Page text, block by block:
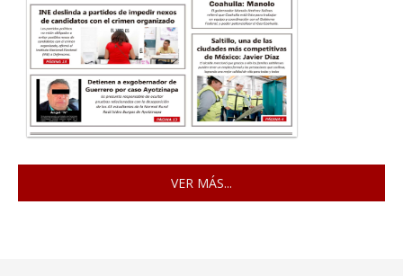
VER MÁS...